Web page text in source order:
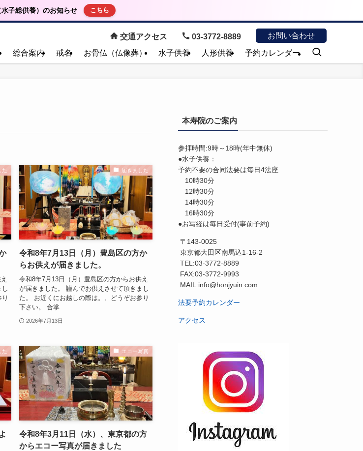
子総供養）のお知らせ こちら
交通アクセス 03-3772-8889 お問い合わせ
総合案内 戒名 お骨仏（仏像葬） 水子供養 人形供養 予約カレンダー
た 届きました
令和8年7月13日（月）豊島区の方か
らお供えが届きました。
令和8年7月13日（月）豊島区の方からお供え
が届きました。 謹んでお供えさせて頂きまし
た。 お近くにお越しの際は。、どうぞお参り
下さい。 合掌
2026年7月13日
た エコー写真
令和8年3月11日（水）、東京都の方
からエコー写真が届きました
本寿院のご案内
参拝時間:9時～18時(年中無休)
●水子供養：
予約不要の合同法要は毎日4法座
10時30分
12時30分
14時30分
16時30分
●お写経は毎日受付(事前予約)
〒143-0025
東京都大田区南馬込1-16-2
TEL:03-3772-8889
FAX:03-3772-9993
MAIL:info@honjyuin.com
法要予約カレンダー
アクセス